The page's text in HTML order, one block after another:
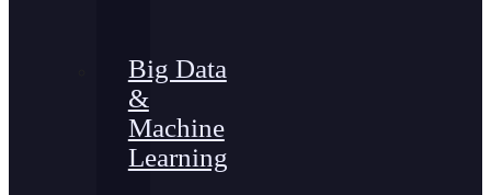
Big Data
&
Machine
Learning